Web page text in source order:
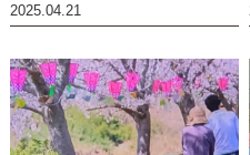
2025.04.21